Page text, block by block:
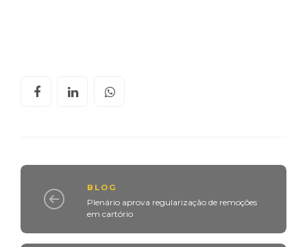
BLOG
Plenário aprova regularização de remoções
em cartório